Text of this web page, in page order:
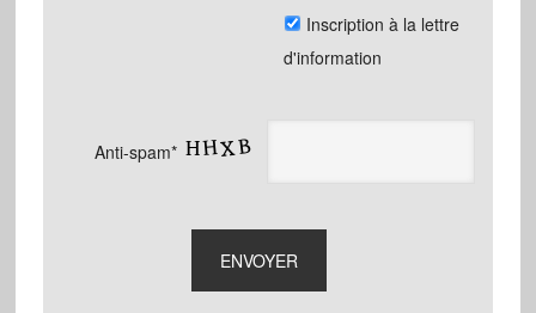
Inscription à la lettre
d'information
Anti-spam*